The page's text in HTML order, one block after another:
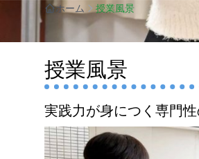
ホーム 授業風景
授業風景
実践力が身につく専門